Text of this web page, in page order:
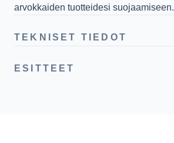
arvokkaiden tuotteidesi suojaamiseen.
TEKNISET TIEDOT
ESITTEET